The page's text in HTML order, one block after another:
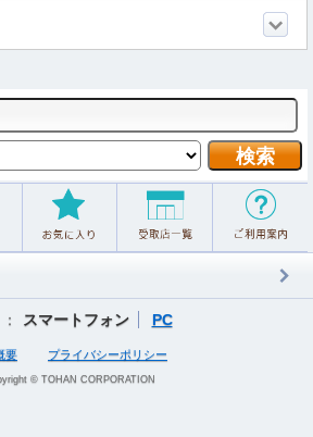
スマートフォン PC
要 プライバシーポリシー
© TOHAN CORPORATION